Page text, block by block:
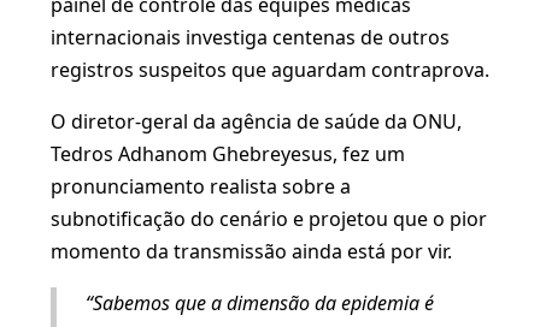
internacionais investiga centenas de outros
registros suspeitos que aguardam contraprova.
O diretor-geral da agência de saúde da ONU,
Tedros Adhanom Ghebreyesus, fez um
pronunciamento realista sobre a
subnotificação do cenário e projetou que o pior
momento da transmissão ainda está por vir.
“Sabemos que a dimensão da epidemia é